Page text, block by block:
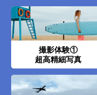
撮影体験①
超高精細写真